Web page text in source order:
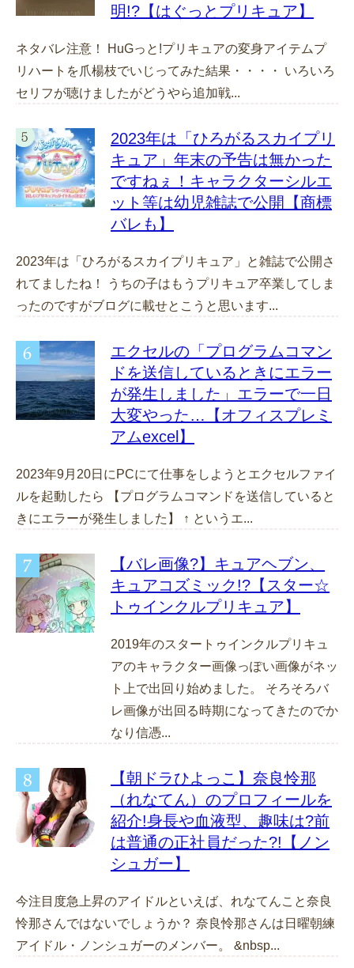
明!?【はぐっとプリキュア】
ネタバレ注意！ HuGっと!プリキュアの変身アイテムプ
リハートを爪楊枝でいじってみた結果・・・・ いろいろ
セリフが聴けましたがどうやら追加戦...
2023年は「ひろがるスカイプリ
キュア」年末の予告は無かった
ですねぇ！キャラクターシルエ
ット等は幼児雑誌で公開【商標
バレも】
2023年は「ひろがるスカイプリキュア」と雑誌で公開さ
れてましたね！ うちの子はもうプリキュア卒業してしま
ったのですがブログに載せとこうと思います...
エクセルの「プログラムコマン
ドを送信しているときにエラー
が発生しました」エラーで一日
大変やった…【オフィスプレミ
アムexcel】
2023年9月20日にPCにて仕事をしようとエクセルファイ
ルを起動したら 【プログラムコマンドを送信していると
きにエラーが発生しました】 ↑ というエ...
【バレ画像?】キュアヘブン、
キュアコズミック!?【スター☆
トゥインクルプリキュア】
2019年のスタートゥインクルプリキュ
アのキャラクター画像っぽい画像がネッ
ト上で出回り始めました。 そろそろバ
レ画像が出回る時期になってきたのでか
なり信憑...
【朝ドラひよっこ】奈良怜那
（れなてん）のプロフィールを
紹介!身長や血液型、趣味は?前
は普通の正社員だった?!【ノン
シュガー】
今注目度急上昇のアイドルといえば、れなてんこと奈良
怜那さんではないでしょうか？ 奈良怜那さんは日曜朝練
アイドル・ノンシュガーのメンバー。 &nbsp...